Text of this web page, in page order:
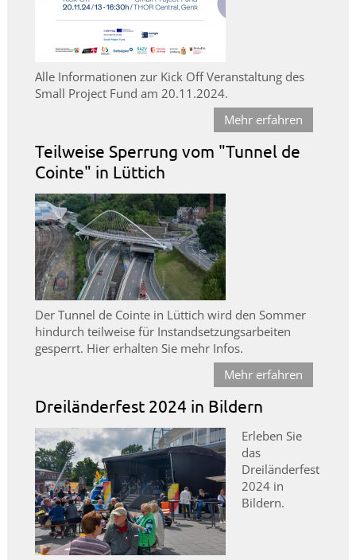
Alle Informationen zur Kick Off Veranstaltung des
Small Project Fund am 20.11.2024.
Mehr erfahren
Teilweise Sperrung vom "Tunnel de
Cointe" in Lüttich
Der Tunnel de Cointe in Lüttich wird den Sommer
hindurch teilweise für Instandsetzungsarbeiten
gesperrt. Hier erhalten Sie mehr Infos.
Mehr erfahren
Dreiländerfest 2024 in Bildern
Erleben Sie
das
Dreiländerfest
2024 in
Bildern.